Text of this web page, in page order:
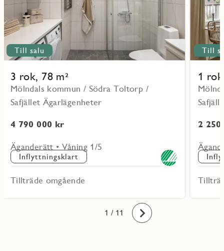
Till salu
3 rok, 78 m²
Mölndals kommun / Södra Toltorp /
Safjället Ägarlägenheter
4 790 000 kr
Äganderätt • Våning 1/5
Inflyttningsklart
Tillträde omgående
Till
1
2
1
2
3
4
5
6
7
8
9
10
11 / 11 Framåt